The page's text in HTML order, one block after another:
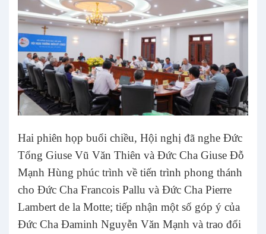
Hai phiên họp buổi chiều, Hội nghị đã nghe Đức
Tổng Giuse Vũ Văn Thiên và Đức Cha Giuse Đỗ
Mạnh Hùng phúc trình về tiến trình phong thánh
cho Đức Cha Francois Pallu và Đức Cha Pierre
Lambert de la Motte; tiếp nhận một số góp ý của
Đức Cha Đaminh Nguyễn Văn Mạnh và trao đổi